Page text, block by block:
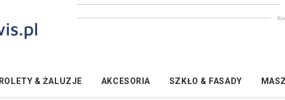
ROLETY & ŻALUZJE AKCESORIA SZKŁO & FASADY